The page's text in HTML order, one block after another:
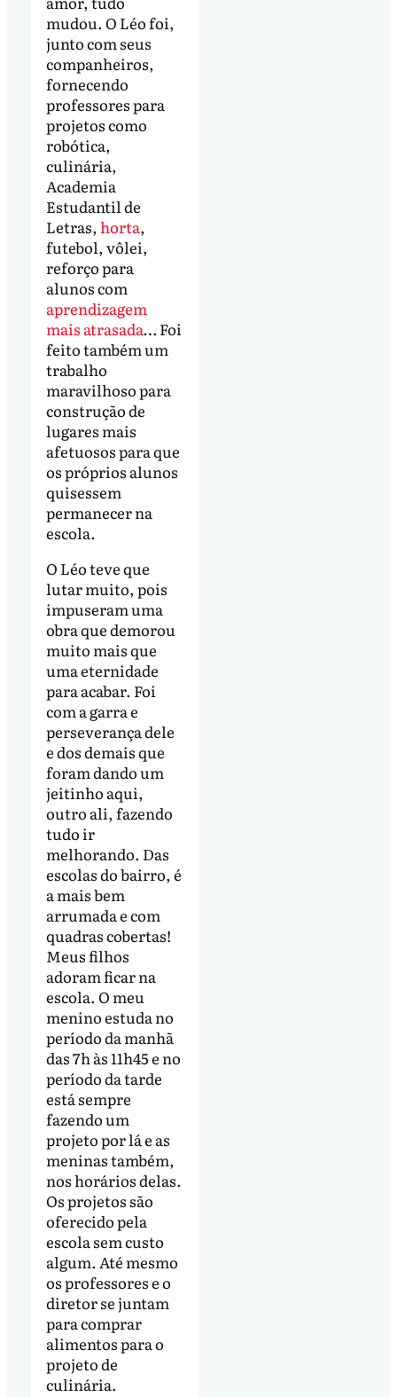
mudou. O Léo foi,
junto com seus
companheiros,
fornecendo
professores para
projetos como
robótica,
culinária,
Academia
Estudantil de
Letras, horta,
futebol, vôlei,
reforço para
alunos com
aprendizagem
mais atrasada… Foi
feito também um
trabalho
maravilhoso para
construção de
lugares mais
afetuosos para que
os próprios alunos
quisessem
permanecer na
escola.
O Léo teve que
lutar muito, pois
impuseram uma
obra que demorou
muito mais que
uma eternidade
para acabar. Foi
com a garra e
perseverança dele
e dos demais que
foram dando um
jeitinho aqui,
outro ali, fazendo
tudo ir
melhorando. Das
escolas do bairro, é
a mais bem
arrumada e com
quadras cobertas!
Meus filhos
adoram ficar na
escola. O meu
menino estuda no
período da manhã
das 7h às 11h45 e no
período da tarde
está sempre
fazendo um
projeto por lá e as
meninas também,
nos horários delas.
Os projetos são
oferecido pela
escola sem custo
algum. Até mesmo
os professores e o
diretor se juntam
para comprar
alimentos para o
projeto de
culinária.